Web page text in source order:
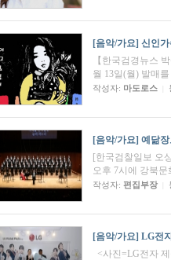
[음악/가요] 신인가
【한국검경뉴스
월 13일(월) 발매
작성자: 마도로스
[음악/가요] 예닮장
[한국검찰일보 오
오후 7시에 강북
작성자: 편집부장
[음악/가요] LG전
<사진=LG전자